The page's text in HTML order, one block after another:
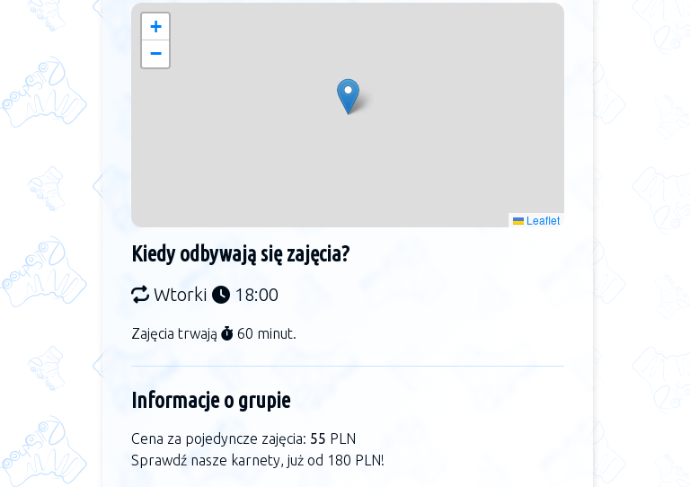
+
−
Leaflet
Kiedy odbywają się zajęcia?
Wtorki 18:00
Zajęcia trwają 60 minut.
Informacje o grupie
Cena za pojedyncze zajęcia: 55 PLN
Sprawdź nasze karnety, już od 180 PLN!